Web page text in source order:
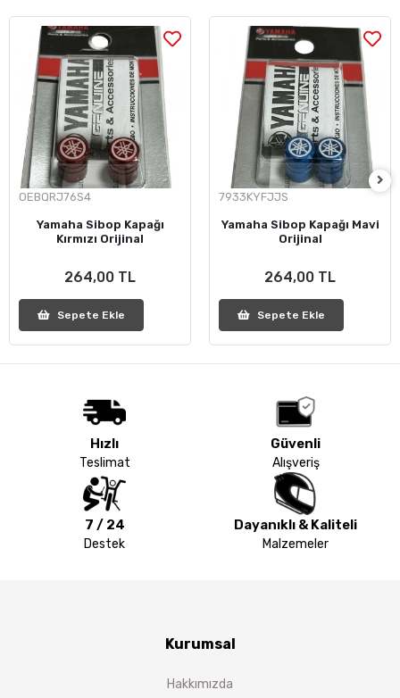
OEBQRJ76S4
Yamaha Sibop Kapağı
Kırmızı Orijinal
264,00 TL
Sepete Ekle
7933KYFJJS
Yamaha Sibop Kapağı Mavi
Orijinal
264,00 TL
Sepete Ekle
Hızlı
Teslimat
Güvenli
Alışveriş
7 / 24
Destek
Dayanıklı & Kaliteli
Malzemeler
Kurumsal
Hakkımızda